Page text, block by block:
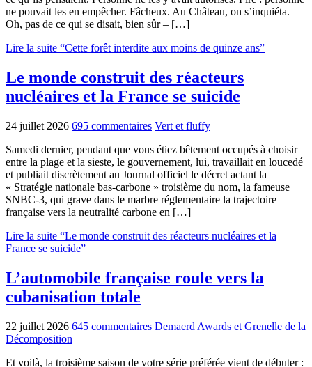
ne pouvait les en empêcher. Fâcheux. Au Château, on s’inquiéta.
Oh, pas de ce qui se disait, bien sûr – […]
Lire la suite “Cette forêt interdite aux moins de quinze ans”
Le monde construit des réacteurs
nucléaires et la France se suicide
24 juillet 2026 695 commentaires Vert et fluffy
Samedi dernier, pendant que vous étiez bêtement occupés à choisir
entre la plage et la sieste, le gouvernement, lui, travaillait en loucedé
et publiait discrètement au Journal officiel le décret actant la
« Stratégie nationale bas-carbone » troisième du nom, la fameuse
SNBC-3, qui grave dans le marbre réglementaire la trajectoire
française vers la neutralité carbone en […]
Lire la suite “Le monde construit des réacteurs nucléaires et la
France se suicide”
L’automobile française roule vers la
cubanisation totale
22 juillet 2026 645 commentaires Demaerd Awards et Grenelle de la
Décomposition
Et voilà, la troisième saison de votre série préférée vient de débuter :